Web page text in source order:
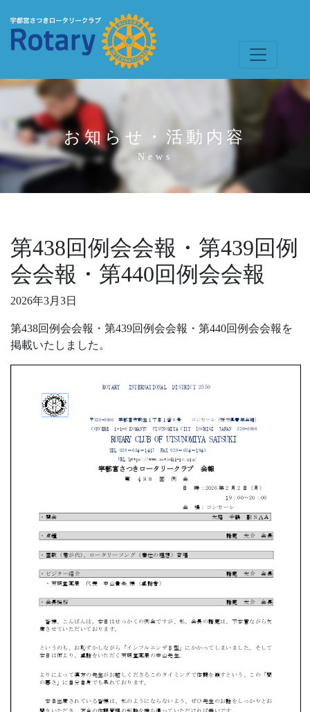
お知らせ・活動内容
News
第438回例会会報・第439回例
会会報・第440回例会会報
2026年3月3日
第438回例会会報・第439回例会会報・第440回例会会報を
掲載いたしました。